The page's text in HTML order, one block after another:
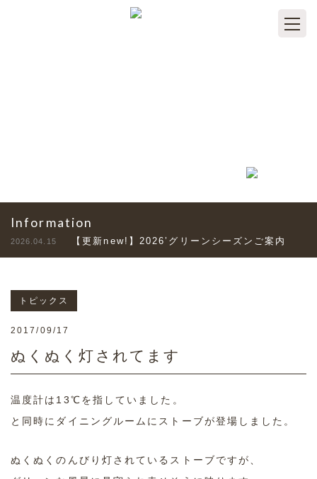
Information
2026.04.15 【更新new!】2026’グリーンシーズンご案内
トピックス
2017/09/17
ぬくぬく灯されてます
温度計は13℃を指していました。
と同時にダイニングルームにストーブが登場しました。
ぬくぬくのんびり灯されているストーブですが、